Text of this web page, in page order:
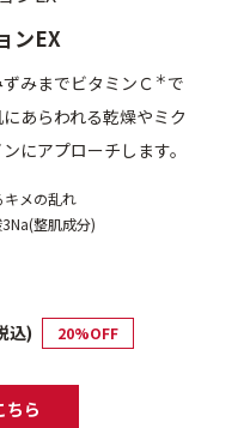
ンEX
みまでビタミンＣ ＊ で
あらわれる乾燥やミク
にアプローチします。
メの乱れ
整肌成分)
込) 20%OFF
ちら